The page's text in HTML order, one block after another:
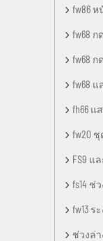
fw86
fw68
fw68
fw68
fh66 แ
fw20
FS9 แ
fw13 ร
ช่วงล่